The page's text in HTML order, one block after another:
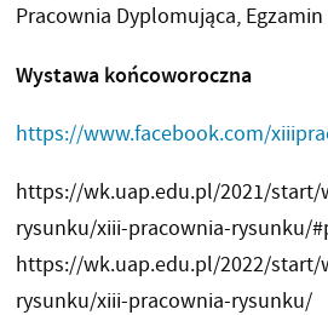
Pracownia Dyplomująca,
Wystawa końcoworoczna
https://www.facebook.com/
https://wk.uap.edu.pl/2021/
rysunku/xiii-pracownia-rysunku/
https://wk.uap.edu.pl/2022/
rysunku/xiii-pracownia-rysunku/